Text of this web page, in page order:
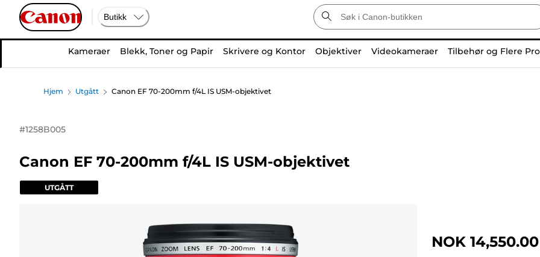
Butikk
Kameraer Blekk, Toner og Papir Skrivere og Kontor Objektiver Videokameraer Tilbehør og Flere
Hjem Utgått Canon EF 70-200mm f/4L IS USM-objektivet
#1258B005
Canon EF 70-200mm f/4L IS USM-objektivet
UTGÅTT
NOK 14,550.00